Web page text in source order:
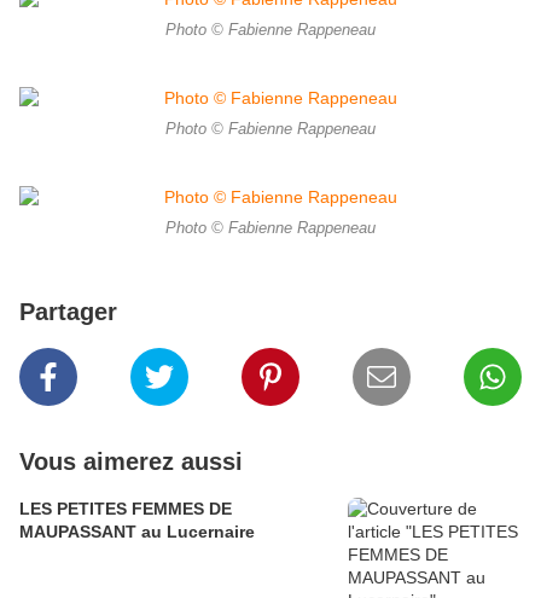
Photo © Fabienne Rappeneau
Photo © Fabienne Rappeneau
Photo © Fabienne Rappeneau
Partager
Vous aimerez aussi
LES PETITES FEMMES DE
MAUPASSANT au Lucernaire